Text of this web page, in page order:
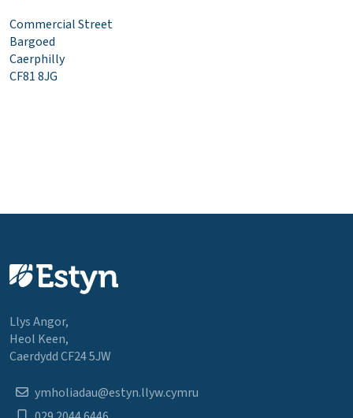
Commercial Street
Bargoed
Caerphilly
CF81 8JG
Llys Angor,
Heol Keen,
Caerdydd CF24 5JW
ymholiadau@estyn.llyw.cymru